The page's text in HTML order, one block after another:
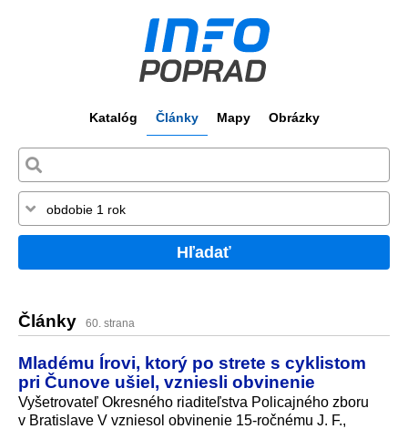
Katalóg Články Mapy Obrázky
Hľadať
Články 60. strana
Mladému Írovi, ktorý po strete s cyklistom
pri Čunove ušiel, vzniesli obvinenie
Vyšetrovateľ Okresného riaditeľstva Policajného zboru
v Bratislave V vzniesol obvinenie 15-ročnému J. F.,